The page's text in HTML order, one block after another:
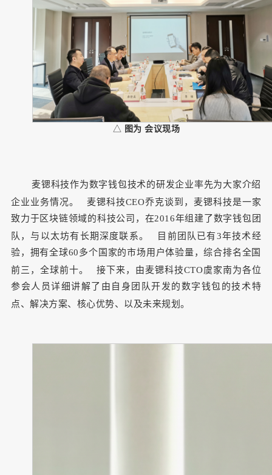
△ 图为 会议现场
麦锶科技作为数字钱包技术的研发企业率先为大家介绍
企业业务情况。
麦锶科技CEO乔克谈到，麦锶科技是一家
致力于区块链领域的科技公司，在2016年组建了数字钱包团
队，与以太坊有长期深度联系。
目前团队已有3年技术经
验，拥有全球60多个国家的市场用户体验量，综合排名全国
前三，全球前十。
接下来，由麦锶科技CTO虞家南为各位
参会人员详细讲解了由自身团队开发的数字钱包的技术特
点、解决方案、核心优势、以及未来规划。